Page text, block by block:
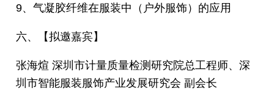
9、气凝胶纤维在服装中（户外服饰）的应用
六、【拟邀嘉宾】
张海煊 深圳市计量质量检测研究院总工程师、深
圳市智能服装服饰产业发展研究会 副会长